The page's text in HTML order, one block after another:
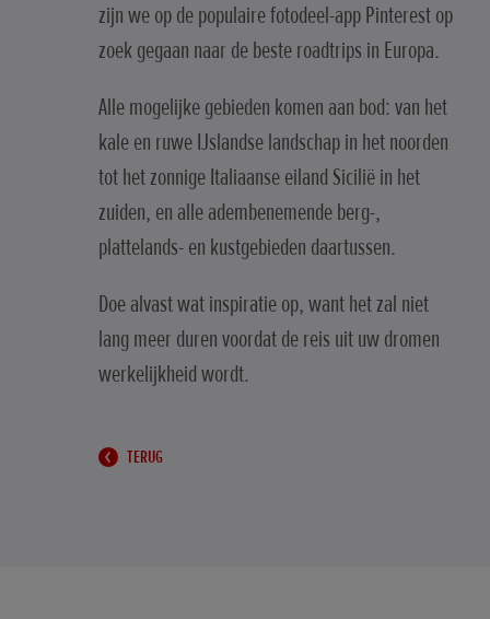
zijn we op de populaire fotodeel-app Pinterest op
zoek gegaan naar de beste roadtrips in Europa.
Alle mogelijke gebieden komen aan bod: van het
kale en ruwe IJslandse landschap in het noorden
tot het zonnige Italiaanse eiland Sicilië in het
zuiden, en alle adembenemende berg-,
plattelands- en kustgebieden daartussen.
Doe alvast wat inspiratie op, want het zal niet
lang meer duren voordat de reis uit uw dromen
werkelijkheid wordt.
TERUG